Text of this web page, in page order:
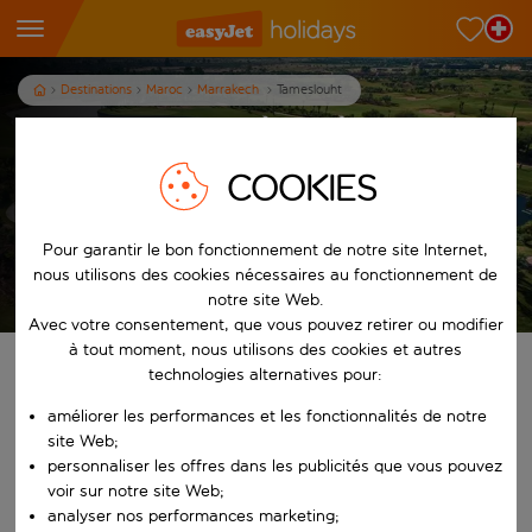
Destinations Maroc Marrakech Tameslouht
Tameslouht au Maroc
Afficher les vacances
Trouvez votre séjour de rêve
Commencez à taper pour la saisie automatique. Lorsque les
À partir de
Vers
COOKIES
Pour garantir le bon fonctionnement de notre site Internet,
nous utilisons des cookies nécessaires au fonctionnement de
notre site Web.
Avec votre consentement, que vous pouvez retirer ou modifier
à tout moment, nous utilisons des cookies et autres
technologies alternatives pour:
améliorer les performances et les fonctionnalités de notre
site Web;
personnaliser les offres dans les publicités que vous pouvez
voir sur notre site Web;
analyser nos performances marketing;